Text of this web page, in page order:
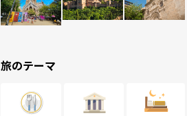
旅のテーマ